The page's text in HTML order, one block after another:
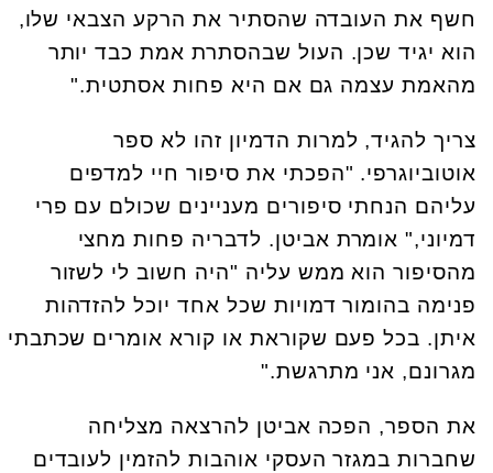
חשף את העובדה שהסתיר את הרקע הצבאי שלו,
הוא יגיד שכן. העול שבהסתרת אמת כבד יותר
מהאמת עצמה גם אם היא פחות אסתטית."
צריך להגיד, למרות הדמיון זהו לא ספר
אוטוביוגרפי. "הפכתי את סיפור חיי למדפים
עליהם הנחתי סיפורים מעניינים שכולם עם פרי
דמיוני," אומרת אביטן. לדבריה פחות מחצי
מהסיפור הוא ממש עליה "היה חשוב לי לשזור
פנימה בהומור דמויות שכל אחד יוכל להזדהות
איתן. בכל פעם שקוראת או קורא אומרים שכתבתי
מגרונם, אני מתרגשת."
את הספר, הפכה אביטן להרצאה מצליחה
שחברות במגזר העסקי אוהבות להזמין לעובדים